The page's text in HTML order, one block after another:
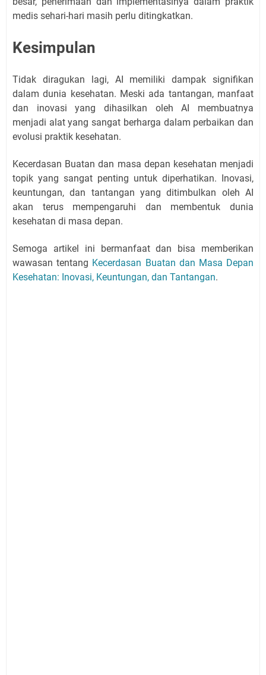
medis sehari-hari masih perlu ditingkatkan.
Kesimpulan
Tidak diragukan lagi, AI memiliki dampak signifikan
dalam dunia kesehatan. Meski ada tantangan, manfaat
dan inovasi yang dihasilkan oleh AI membuatnya
menjadi alat yang sangat berharga dalam perbaikan dan
evolusi praktik kesehatan.
Kecerdasan Buatan dan masa depan kesehatan menjadi
topik yang sangat penting untuk diperhatikan. Inovasi,
keuntungan, dan tantangan yang ditimbulkan oleh AI
akan terus mempengaruhi dan membentuk dunia
kesehatan di masa depan.
Semoga artikel ini bermanfaat dan bisa memberikan
wawasan tentang Kecerdasan Buatan dan Masa Depan
Kesehatan: Inovasi, Keuntungan, dan Tantangan.